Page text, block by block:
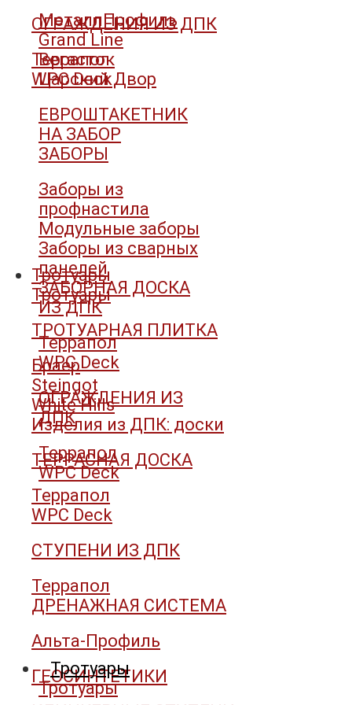
МеталлПрофиль
Grand Line
Вегасток
Царский Двор
ЕВРОШТАКЕТНИК
НА ЗАБОР
ЗАБОРЫ
Заборы из
профнастила
Модульные заборы
Заборы из сварных
панелей
ЗАБОРНАЯ ДОСКА
ИЗ ДПК
Террапол
WPC Deck
ОГРАЖДЕНИЯ ИЗ
ДПК
Террапол
WPC Deck
Тротуары
Тротуары
ОГРАЖДЕНИЯ ИЗ ДПК
Террапол
WPC Deck
Тротуары
Тротуары
ТРОТУАРНАЯ ПЛИТКА
Браер
Steingot
White Hills
Изделия из ДПК: доски
ТЕРРАСНАЯ ДОСКА
Террапол
WPC Deck
СТУПЕНИ ИЗ ДПК
Террапол
ДРЕНАЖНАЯ СИСТЕМА
Альта-Профиль
ГЕОСИНТЕТИКИ